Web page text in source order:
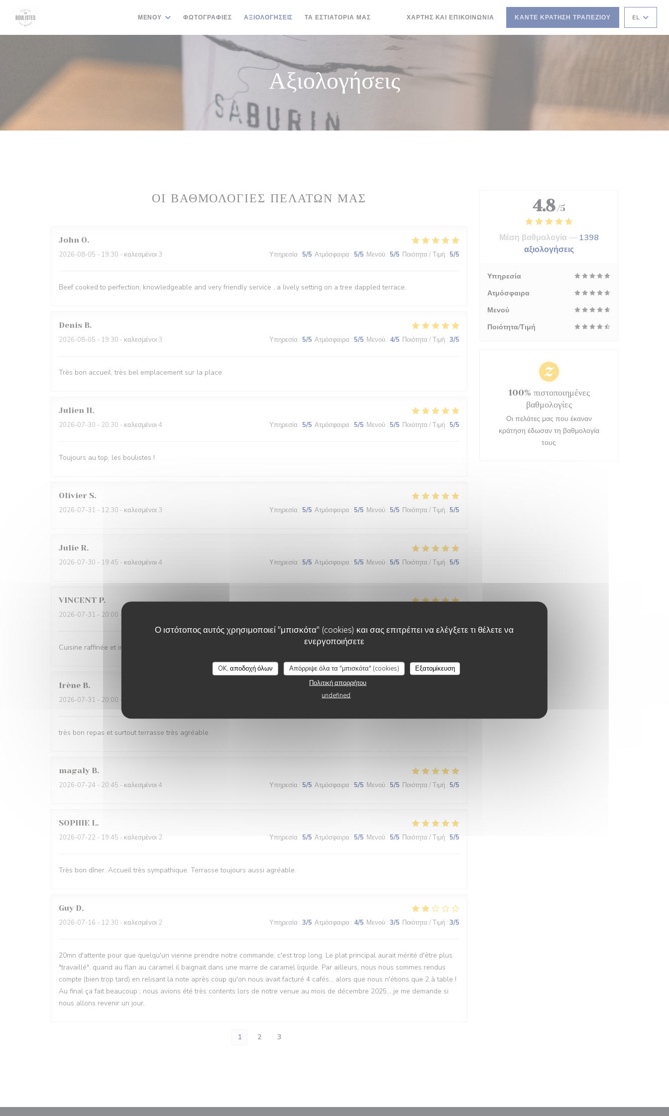
Ο ιστότοπος αυτός χρησιμοποιεί "μπισκότα" (cookies) και σας επιτρέπει να ελέγξετε τι θέλετε να
ενεργοποιήσετε
OK, αποδοχή όλων Απόρριψε όλα τα "μπισκότα" (cookies)
Εξατομίκευση
Πολιτική απορρήτου
undefined
ΜΕΝΟΎ ΦΩΤΟΓΡΑΦΊΕΣ ΑΞΙΟΛΟΓΉΣΕΙΣ ΤΑ ΕΣΤΙΑΤΌΡΙΆ ΜΑΣ ΧΆΡΤΗΣ ΚΑΙ ΕΠΙΚΟΙΝΩΝΊΑ ΚΆΝΤΕ ΚΡΆΤΗΣΗ ΤΡΑΠΕΖΙΟΎ EL
Αξιολογήσεις
ΟΙ ΒΑΘΜΟΛΟΓΊΕΣ ΠΕΛΑΤΏΝ ΜΑΣ
John O
2026-08-05 - 19:30 - καλεσμένοι 3 Υπηρεσία : 5/5 Ατμόσφαιρα : 5/5 Μενού : 5/5 Ποιότητα / Τιμή : 5/5
Beef cooked to perfection, knowledgeable and very friendly service , a lively setting on a tree dappled terrace.
Denis B
2026-08-05 - 19:30 - καλεσμένοι 3 Υπηρεσία : 5/5 Ατμόσφαιρα : 5/5 Μενού : 4/5 Ποιότητα / Τιμή : 3/5
Très bon accueil, très bel emplacement sur la place
Julien H
2026-07-30 - 20:30 - καλεσμένοι 4 Υπηρεσία : 5/5 Ατμόσφαιρα : 5/5 Μενού : 5/5 Ποιότητα / Τιμή : 5/5
Toujours au top, les boulistes !
Olivier S
2026-07-31 - 12:30 - καλεσμένοι 3 Υπηρεσία : 5/5 Ατμόσφαιρα : 5/5 Μενού : 5/5 Ποιότητα / Τιμή : 5/5
Julie R
2026-07-30 - 19:45 - καλεσμένοι 4 Υπηρεσία : 5/5 Ατμόσφαιρα : 5/5 Μενού : 5/5 Ποιότητα / Τιμή : 5/5
VINCENT P
2026-07-31 - 20:00 - καλεσμένοι 2
Cuisine raffinée et inventive
Irène B
2026-07-31 - 20:00 - καλεσμένοι 7 Ατμόσφαιρα:
très bon repas et surtout terrasse très agréable
magaly B
2026-07-24 - 20:45 - καλεσμένοι 4 Υπηρεσία : 5/5 Ατμόσφαιρα : 5/5 Μενού : 5/5 Ποιότητα / Τιμή : 5/5
SOPHIE L
2026-07-22 - 19:45 - καλεσμένοι 2 Υπηρεσία : 5/5 Ατμόσφαιρα : 5/5 Μενού : 5/5 Ποιότητα / Τιμή : 5/5
Très bon dîner. Accueil très sympathique. Terrasse toujours aussi agréable.
Guy D
2026-07-16 - 12:30 - καλεσμένοι 2 Υπηρεσία : 3/5 Ατμόσφαιρα : 4/5 Μενού : 3/5 Ποιότητα / Τιμή : 3/5
20mn d'attente pour que quelqu'un vienne prendre notre commande, c'est trop long. Le plat principal aurait mérité d'être plus
"travaillé", quand au flan au caramel il baignait dans une marre de caramel liquide. Par ailleurs, nous nous sommes rendus
compte (bien trop tard) en relisant la note après coup qu'on nous avait facturé 4 cafés... alors que nous n'étions que 2 à table !
Au final ça fait beaucoup ; nous avions été très contents lors de notre venue au mois de décembre 2025... je me demande si
nous allons revenir un jour.
1 2 3
4.8 /5
Μέση βαθμολογία — 1398
αξιολογήσεις
Υπηρεσία
Ατμόσφαιρα
Μενού
Ποιότητα/Τιμή
100% πιστοποιημένες
βαθμολογίες
Οι πελάτες μας που έκαναν
κράτηση έδωσαν τη βαθμολογία
τους